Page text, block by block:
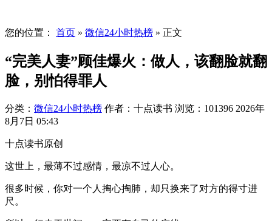
您的位置： 首页 » 微信24小时热榜 » 正文
“完美人妻”顾佳爆火：做人，该翻脸就翻
脸，别怕得罪人
分类： 微信24小时热榜 作者：十点读书 浏览：101396 2026年
8月7日 05:43
十点读书原创
这世上，最薄不过感情，最凉不过人心。
很多时候，你对一个人掏心掏肺，却只换来了对方的得寸进
尺。